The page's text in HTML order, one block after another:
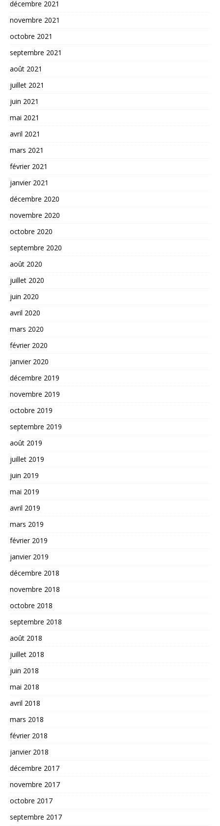
décembre 2021
novembre 2021
octobre 2021
septembre 2021
août 2021
juillet 2021
juin 2021
mai 2021
avril 2021
mars 2021
février 2021
janvier 2021
décembre 2020
novembre 2020
octobre 2020
septembre 2020
août 2020
juillet 2020
juin 2020
avril 2020
mars 2020
février 2020
janvier 2020
décembre 2019
novembre 2019
octobre 2019
septembre 2019
août 2019
juillet 2019
juin 2019
mai 2019
avril 2019
mars 2019
février 2019
janvier 2019
décembre 2018
novembre 2018
octobre 2018
septembre 2018
août 2018
juillet 2018
juin 2018
mai 2018
avril 2018
mars 2018
février 2018
janvier 2018
décembre 2017
novembre 2017
octobre 2017
septembre 2017